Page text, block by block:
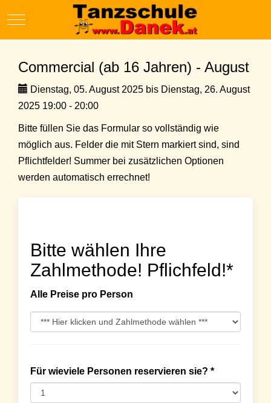
Mobile Menu Toggle
Commercial (ab 16 Jahren) - August
Dienstag, 05. August 2025 bis Dienstag, 26. August
2025 19:00 - 20:00
Bitte füllen Sie das Formular so vollständig wie
möglich aus. Felder die mit Stern markiert sind, sind
Pflichtfelder! Summer bei zusätzlichen Optionen
werden automatisch errechnet!
Bitte wählen Ihre
Zahlmethode! Pflichfeld!*
Alle Preise pro Person
Für wieviele Personen reservieren sie? *